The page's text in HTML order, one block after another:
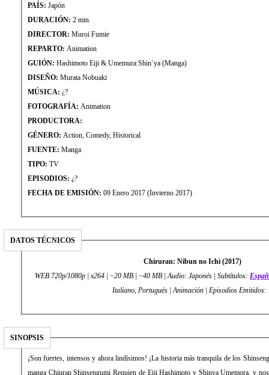
PAÍS: Japón
DURACIÓN: 2 min.
DIRECTOR: Muroi Fumie
REPARTO: Animation
GUIÓN: Hashimoto Eiji & Umemura Shin`ya (Manga)
DISEÑO: Murata Nobuaki
MÚSICA: ¿?
FOTOGRAFÍA: Animation
PRODUCTORA:
GÉNERO: Action, Comedy, Historical
FUENTE: Manga
TIPO: TV
EPISODIOS: ¿?
FECHA DE EMISIÓN: 09 Enero 2017 (Invierno 2017)
DATOS TÉCNICOS
Chiruran: Nibun no Ichi (2017)
WEB 720p/1080p | x264 | ~20 MB | ~40 MB | Audio: Japonés | Subtítulos:
Italiano, Portugués | Animación | Episodios Emitidos:
SINOPSIS
¡Son fuertes, intensos y ahora lindísimos! ¡La historia más tranquila de los
manga Chiuran Shinsengumi Requien de Eiji Hashimoto y Shinya Umemora, y